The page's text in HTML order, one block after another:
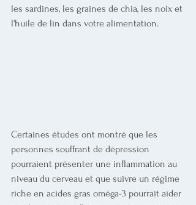
les sardines, les graines de chia, les noix et
l'huile de lin dans votre alimentation.
Certaines études ont montré que les
personnes souffrant de dépression
pourraient présenter une inflammation au
niveau du cerveau et que suivre un régime
riche en acides gras oméga-3 pourrait aider